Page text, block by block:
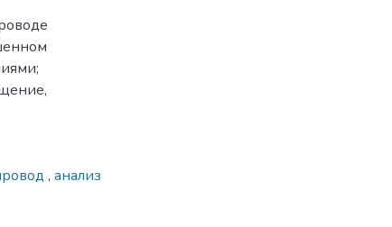
, анализ